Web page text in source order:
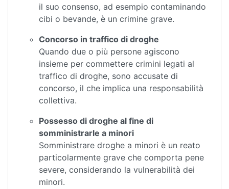
il suo consenso, ad esempio contaminando
cibi o bevande, è un crimine grave.
Concorso in traffico di droghe
Quando due o più persone agiscono
insieme per commettere crimini legati al
traffico di droghe, sono accusate di
concorso, il che implica una responsabilità
collettiva.
Possesso di droghe al fine di
somministrarle a minori
Somministrare droghe a minori è un reato
particolarmente grave che comporta pene
severe, considerando la vulnerabilità dei
minori.